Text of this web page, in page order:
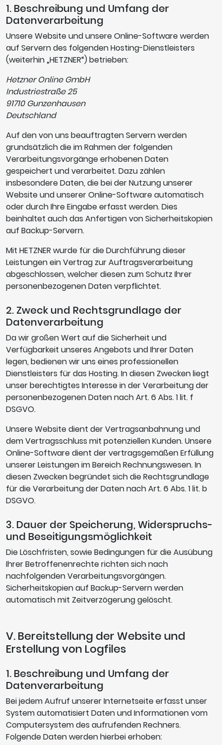
1. Beschreibung und Umfang der
Datenverarbeitung
Unsere Website und unsere Online-Software werden
auf Servern des folgenden Hosting-Dienstleisters
(weiterhin „HETZNER“) betrieben:
Hetzner Online GmbH
Industriestraße 25
91710 Gunzenhausen
Deutschland
Auf den von uns beauftragten Servern werden
grundsätzlich die im Rahmen der folgenden
Verarbeitungsvorgänge erhobenen Daten
gespeichert und verarbeitet. Dazu zählen
insbesondere Daten, die bei der Nutzung unserer
Website und unserer Online-Software automatisch
oder durch Ihre Eingabe erfasst werden. Dies
beinhaltet auch das Anfertigen von Sicherheitskopien
auf Backup-Servern.
Mit HETZNER wurde für die Durchführung dieser
Leistungen ein Vertrag zur Auftragsverarbeitung
abgeschlossen, welcher diesen zum Schutz Ihrer
personenbezogenen Daten verpflichtet.
2. Zweck und Rechtsgrundlage der
Datenverarbeitung
Da wir großen Wert auf die Sicherheit und
Verfügbarkeit unseres Angebots und Ihrer Daten
legen, bedienen wir uns eines professionellen
Dienstleisters für das Hosting. In diesen Zwecken liegt
unser berechtigtes Interesse in der Verarbeitung der
personenbezogenen Daten nach Art. 6 Abs. 1 lit. f
DSGVO.
Unsere Website dient der Vertragsanbahnung und
dem Vertragsschluss mit potenziellen Kunden. Unsere
Online-Software dient der vertragsgemäßen Erfüllung
unserer Leistungen im Bereich Rechnungswesen. In
diesen Zwecken begründet sich die Rechtsgrundlage
für die Verarbeitung der Daten nach Art. 6 Abs. 1 lit. b
DSGVO.
3. Dauer der Speicherung, Widerspruchs-
und Beseitigungsmöglichkeit
Die Löschfristen, sowie Bedingungen für die Ausübung
Ihrer Betroffenenrechte richten sich nach
nachfolgenden Verarbeitungsvorgängen.
Sicherheitskopien auf Backup-Servern werden
automatisch mit Zeitverzögerung gelöscht.
V. Bereitstellung der Website und
Erstellung von Logfiles
1. Beschreibung und Umfang der
Datenverarbeitung
Bei jedem Aufruf unserer Internetseite erfasst unser
System automatisiert Daten und Informationen vom
Computersystem des aufrufenden Rechners.
Folgende Daten werden hierbei erhoben: